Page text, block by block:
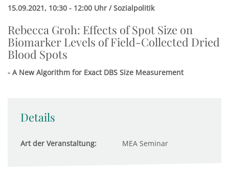
15.09.2021, 10:30 - 12:00 Uhr / Sozialpolitik
Rebecca Groh: Effects of Spot Size on
Biomarker Levels of Field-Collected Dried
Blood Spots
- A New Algorithm for Exact DBS Size Measurement
Details
Art der Veranstaltung: MEA Seminar